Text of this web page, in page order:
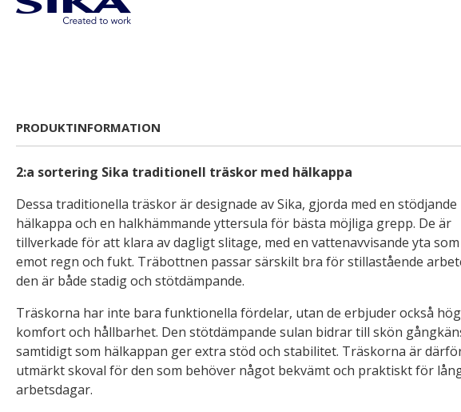
PRODUKTINFORMATION
2:a sortering Sika traditionell träskor med hälkappa
Dessa traditionella träskor är designade av Sika, gjorda med en stödjande
hälkappa och en halkhämmande yttersula för bästa möjliga grepp. De är
tillverkade för att klara av dagligt slitage, med en vattenavvisande yta
emot regn och fukt. Träbottnen passar särskilt bra för stillastående
den är både stadig och stötdämpande.
Träskorna har inte bara funktionella fördelar, utan de erbjuder också hög
komfort och hållbarhet. Den stötdämpande sulan bidrar till skön
samtidigt som hälkappan ger extra stöd och stabilitet. Träskorna är
utmärkt skoval för den som behöver något bekvämt och praktiskt för
arbetsdagar.